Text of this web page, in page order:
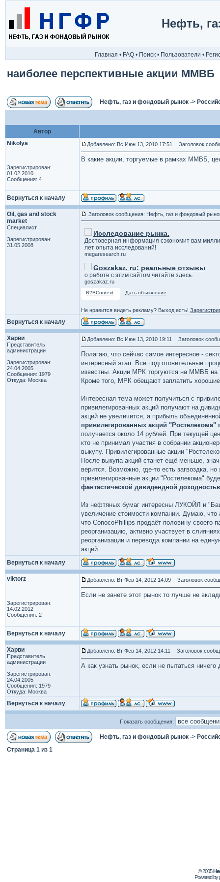
Нефть,
Главная • FAQ • Поиск • Пользователи •
наиболее перспективные акции ММВБ
Нефть, газ и фондовый рынок ->
Автор
Nikolya
Зарегистрирован:
01.02.2010
Сообщения: 4
Добавлено: Вс Июн 13, 2010 17:51 Заголовок
В какие акции, торгуемые в рамках ММВБ,
Вернуться к началу
Oil, gas and stock
market
Специалист
Зарегистрирован:
31.05.2008
Заголовок сообщения: Нефть, газ и фондовый
Исследование рынка.
Достоверная информация сэкономит вам
лет опыта исследований!
megaresearch.ru
Goszakaz. ru: реальные отзывы
о работе с этим сайтом читайте здесь.
goszakaz.ru
B2BContext Дать объявление
Не нравится видеть рекламу? Выход есть!
Вернуться к началу
Харви
Представитель
администрации
Зарегистрирован:
24.04.2005
Сообщения: 1979
Откуда: Москва
Добавлено: Вс Июн 13, 2010 19:11 Заголовок
Полагаю, что сейчас самое интересное -
интересный этап. Все подготовительные
известны. Акции МРК торгуются на ММВБ на
Кроме того, МРК обещают заплатить
Интересная тема может получиться с
привилегированных акций получают на
акций не увеличится, а прибыль
привилегированных акций
получается около 14 рублей. При текущей
кто не принимал участия в собрании
выкупу. Привилегированные акции
После выкупа акций станет ещё меньше,
верится. Возможно, где-то есть загвоздка,
привилегированные акции "Ростелекома"
фантастической дивидендной
Из нефтяных бумаг интересны ЛУКОЙЛ и
увеличение стоимости компании. Думаю,
что ConocoPhillips продаёт половину своего
реорганизацию, активно участвует в
реорганизации и перевода компании на
акций.
Вернуться к началу
viktorz
Зарегистрирован:
14.02.2012
Сообщения: 2
Добавлено: Вт Фев 14, 2012 14:09 Заголовок
Если не занете этот рынок то лучше не
Вернуться к началу
Харви
Представитель
администрации
Зарегистрирован:
24.04.2005
Сообщения: 1979
Откуда: Москва
Добавлено: Вт Фев 14, 2012 14:11 Заголовок
А как узнать рынок, если не пытаться ничего
Вернуться к началу
Показать сообщения:
Нефть, газ и фондовый рынок ->
Страница 1 из 1
© 2005
Powered by